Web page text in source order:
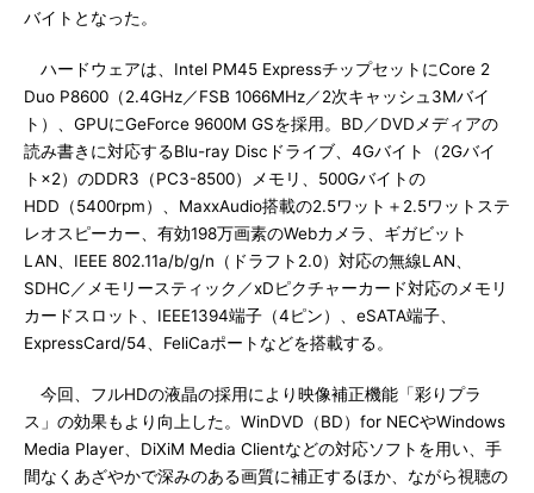
バイトとなった。
ハードウェアは、Intel PM45 ExpressチップセットにCore 2
Duo P8600（2.4GHz／FSB 1066MHz／2次キャッシュ3Mバイ
ト）、GPUにGeForce 9600M GSを採用。BD／DVDメディアの
読み書きに対応するBlu-ray Discドライブ、4Gバイト（2Gバイ
ト×2）のDDR3（PC3-8500）メモリ、500Gバイトの
HDD（5400rpm）、MaxxAudio搭載の2.5ワット＋2.5ワットステ
レオスピーカー、有効198万画素のWebカメラ、ギガビット
LAN、IEEE 802.11a/b/g/n（ドラフト2.0）対応の無線LAN、
SDHC／メモリースティック／xDピクチャーカード対応のメモリ
カードスロット、IEEE1394端子（4ピン）、eSATA端子、
ExpressCard/54、FeliCaポートなどを搭載する。
今回、フルHDの液晶の採用により映像補正機能「彩りプラ
ス」の効果もより向上した。WinDVD（BD）for NECやWindows
Media Player、DiXiM Media Clientなどの対応ソフトを用い、手
間なくあざやかで深みのある画質に補正するほか、ながら視聴の